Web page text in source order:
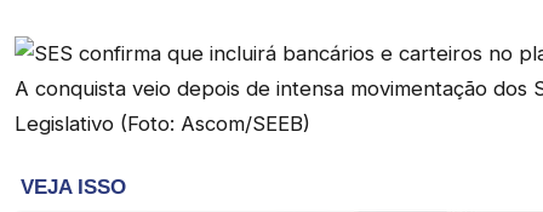
A conquista veio depois de intensa movimentação dos
Legislativo (Foto: Ascom/SEEB)